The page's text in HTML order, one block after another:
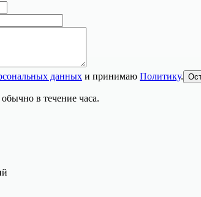
данных и принимаю Политику.
в течение часа.